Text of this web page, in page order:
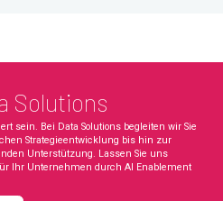
Solutions
sein. Bei Data Solutions begleiten wir Sie
Strategieentwicklung bis hin zur
Unterstützung. Lassen Sie uns
Ihr Unternehmen durch AI Enablement